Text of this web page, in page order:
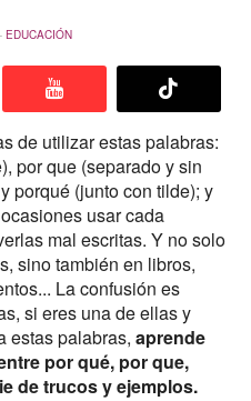
EDUCACIÓN
de utilizar estas palabras:
por que (separado y sin
porqué (junto con tilde); y
usar cada
mal escritas. Y no solo
sino también en libros,
La confusión es
si eres una de ellas y
estas palabras, aprende
por qué, por que,
de trucos y ejemplos.